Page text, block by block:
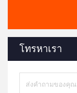
โทรหาเรา